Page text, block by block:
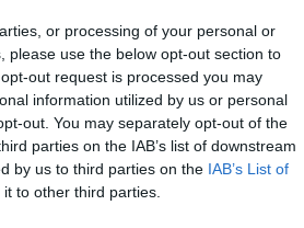
or processing of your personal or
please use the below opt-out section to
out request is processed you may
information utilized by us or personal
out. You may separately opt-out of the
parties on the IAB’s list of downstream
by us to third parties on the IAB’s List of
to other third parties.